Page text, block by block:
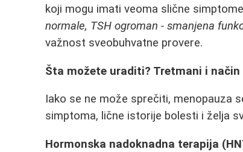
koji mogu imati veoma slične
normale, TSH ogroman - smanjena
važnost sveobuhvatne provere.
Šta možete uraditi? Tretmani i način
Iako se ne može sprečiti, menopauza
simptoma, lične istorije bolesti i želja
Hormonska nadoknadna terapija